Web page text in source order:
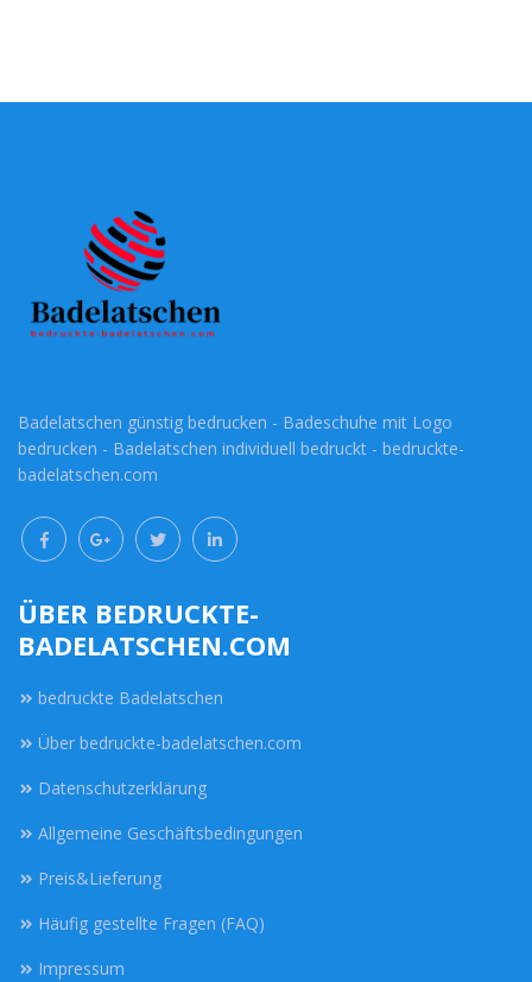
Badelatschen günstig bedrucken - Badeschuhe mit Logo
bedrucken - Badelatschen individuell bedruckt - bedruckte-
badelatschen.com
ÜBER BEDRUCKTE-
BADELATSCHEN.COM
bedruckte Badelatschen
Über bedruckte-badelatschen.com
Datenschutzerklärung
Allgemeine Geschäftsbedingungen
Preis&Lieferung
Häufig gestellte Fragen (FAQ)
Impressum